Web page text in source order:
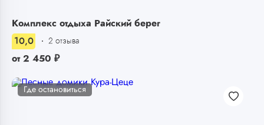
Комплекс отдыха Райский берег
10,0
2 отзыва
от 2 450 ₽
Где остановиться